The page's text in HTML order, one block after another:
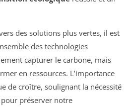
des solutions plus vertes, il est
des technologies
capturer le carbone, mais
en ressources. L’importance
de croître, soulignant la nécessité
pour préserver notre